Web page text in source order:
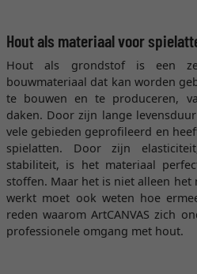
Hout als materiaal voor
Hout als grondstof is een
bouwmateriaal dat kan worden
te bouwen en te produceren,
daken. Door zijn lange
vele gebieden geprofileerd en
spielatten. Door zijn
stabiliteit, is het materiaal
stoffen. Maar het is niet alleen
werkt moet ook weten hoe
reden waarom ArtCANVAS zich
professionele omgang met hout.